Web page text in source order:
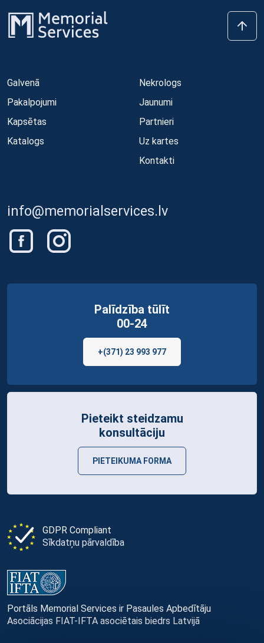
Galvenā
Pakalpojumi
Kapsētas
Katalogs
Nekrologs
Jaunumi
Partnieri
Uz kartes
Kontakti
info@memorialservices.lv
GDPR Compliant
Sīkdatņu pārvaldība
Portāls Memorial Services ir Pasaules Apbedītāju
Asociācijas FIAT-IFTA asociētais biedrs Latvijā
Palīdzība tūlīt
00-24
+(371) 23 993 977
Pieteikt steidzamu
konsultāciju
PIETEIKUMA FORMA